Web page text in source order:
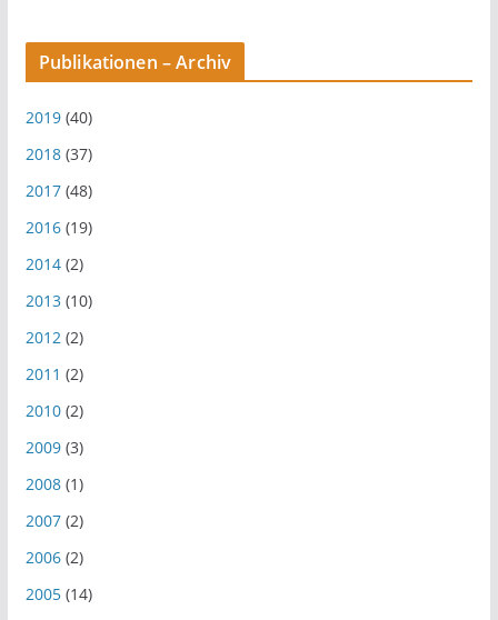
Publikationen – Archiv
2019(40)
2018(37)
2017(48)
2016(19)
2014(2)
2013(10)
2012(2)
2011 (2)
2010(2)
2009(3)
2008(1)
2007(2)
2006(2)
2005(14)